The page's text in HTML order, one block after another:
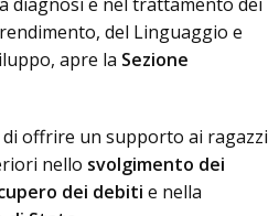
del Linguaggio e
apre la Sezione
di offrire un supporto ai ragazzi
nello svolgimento dei
dei debiti e nella